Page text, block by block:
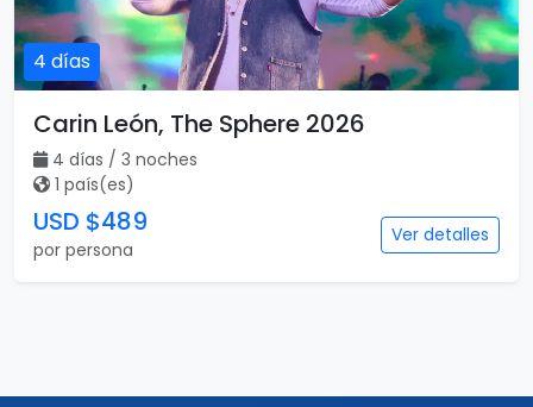
4 días
Carin León, The Sphere 2026
4 días / 3 noches
1 país(es)
USD $489
por persona
Ver detalles